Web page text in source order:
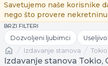
Savetujemo naše korisnike
nego što provere nekretninu
BRZI FILTERI
Dozvoljeni ljubimci
Naslovnaizdavanje stanova Tokio
Izdavanje stanova Tokio,